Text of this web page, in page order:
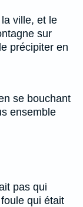
ville, et le
sur
précipiter en
se bouchant
ensemble
pas qui
qui était